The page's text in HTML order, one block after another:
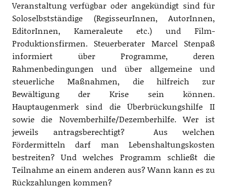
Veranstaltung verfügbar oder angekündigt sind für
Soloselbstständige (RegisseurInnen, AutorInnen,
EditorInnen, Kameraleute etc.) und Film-
Produktionsfirmen. Steuerberater Marcel Stenpaß
informiert über Programme, deren
Rahmenbedingungen und über allgemeine und
steuerliche Maßnahmen, die hilfreich zur
Bewältigung der Krise sein können.
Hauptaugenmerk sind die Überbrückungshilfe II
sowie die Novemberhilfe/Dezemberhilfe. Wer ist
jeweils antragsberechtigt? Aus welchen
Fördermitteln darf man Lebenshaltungskosten
bestreiten? Und welches Programm schließt die
Teilnahme an einem anderen aus? Wann kann es zu
Rückzahlungen kommen?